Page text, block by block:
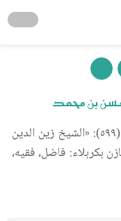
قال الشيخ الحر في تذكرة المتبحرين (٥٩٩): «الشيخ زين الدين
بكربلاء: فاضل، فقيه،